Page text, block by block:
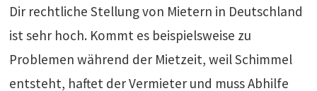
Dir rechtliche Stellung von Mietern in Deutschland
ist sehr hoch. Kommt es beispielsweise zu
Problemen während der Mietzeit, weil Schimmel
entsteht, haftet der Vermieter und muss Abhilfe